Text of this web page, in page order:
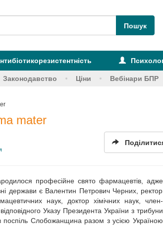
Законодавство Ціни Вебінари БПР
mater
професійне свято фармацевтів, адже
держави є Валентин Петрович Черних, ректор
наук, доктор хімічних наук, член-
Указу Президента України з трибуни
поспіль Слобожанщина разом з усією Україною